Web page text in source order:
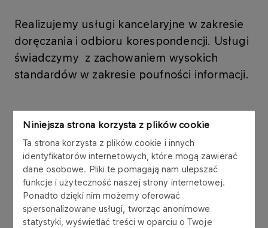
Niniejsza strona korzysta z plików cookie
Ta strona korzysta z plików cookie i innych
identyfikatorów internetowych, które mogą zawierać
dane osobowe. Pliki te pomagają nam ulepszać
funkcje i użyteczność naszej strony internetowej.
Ponadto dzięki nim możemy oferować
spersonalizowane usługi, tworząc anonimowe
statystyki, wyświetlać treści w oparciu o Twoje
Realizujemy usługi kancelaryjne w zakresie
doręczania i odbioru korespondencji. Usługi
świadczymy z zachowaniem wysokich
standardów w zakresie poufności informacji.
Gwarantujemy terminowość, rzetelność oraz
szybkość obiegu korespondencji. Zatrudniamy
kadrę specjalistów z szeroką wiedzą struktury
całej Grupy Kapitałowej ORLEN, dzięki czemu
zapewniamy sprawne dostarczanie
korespondencji do właściwego adresata.